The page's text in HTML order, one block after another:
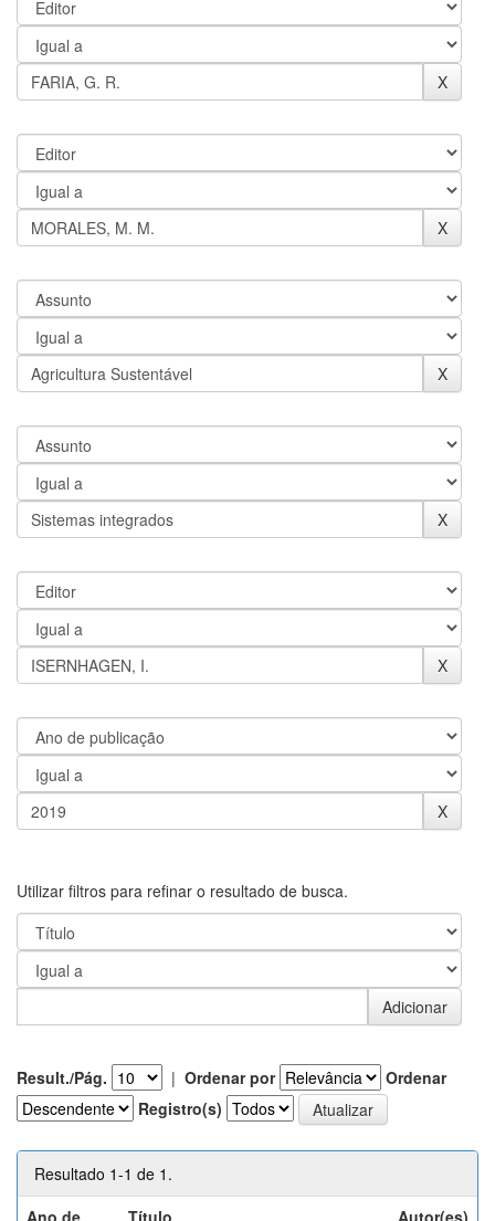
Utilizar filtros para refinar o resultado de busca.
Result./Pág. | Ordenar por
Ordenar
Registro(s)
Resultado 1-1 de 1.
Ano de
Título Autor(es)